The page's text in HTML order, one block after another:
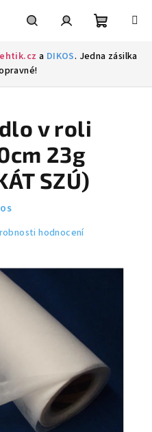
a DIKOS. Jedna zásilka
v roli
23g
SZÚ)
hodnocení